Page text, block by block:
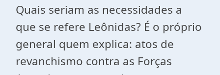
Quais seriam as necessidades a
que se refere Leônidas? É o próprio
general quem explica: atos de
revanchismo contra as Forças